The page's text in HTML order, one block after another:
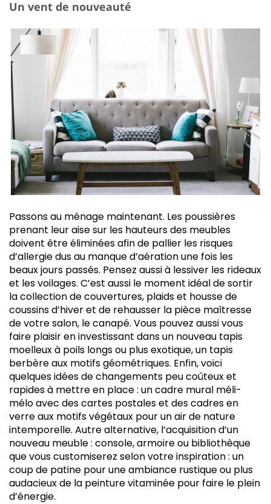
Un vent de nouveauté
Passons au ménage maintenant. Les poussières
prenant leur aise sur les hauteurs des meubles
doivent être éliminées afin de pallier les risques
d’allergie dus au manque d’aération une fois les
beaux jours passés. Pensez aussi à lessiver les rideaux
et les voilages. C’est aussi le moment idéal de sortir
la collection de couvertures, plaids et housse de
coussins d’hiver et de rehausser la pièce maîtresse
de votre salon, le canapé. Vous pouvez aussi vous
faire plaisir en investissant dans un nouveau tapis
moelleux à poils longs ou plus exotique, un tapis
berbère aux motifs géométriques. Enfin, voici
quelques idées de changements peu coûteux et
rapides à mettre en place : un cadre mural méli-
mélo avec des cartes postales et des cadres en
verre aux motifs végétaux pour un air de nature
intemporelle. Autre alternative, l’acquisition d’un
nouveau meuble : console, armoire ou bibliothèque
que vous customiserez selon votre inspiration : un
coup de patine pour une ambiance rustique ou plus
audacieux de la peinture vitaminée pour faire le plein
d’énergie.